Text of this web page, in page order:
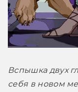
Вспышка двух
себя в новом